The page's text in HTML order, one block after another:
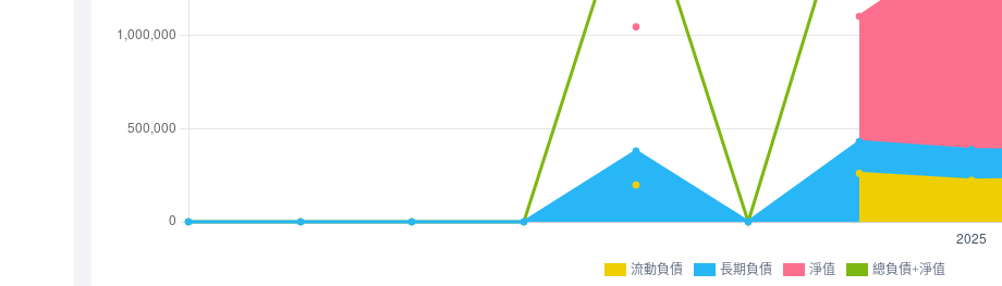
流動負債 長期負債 淨值 總負債+淨值